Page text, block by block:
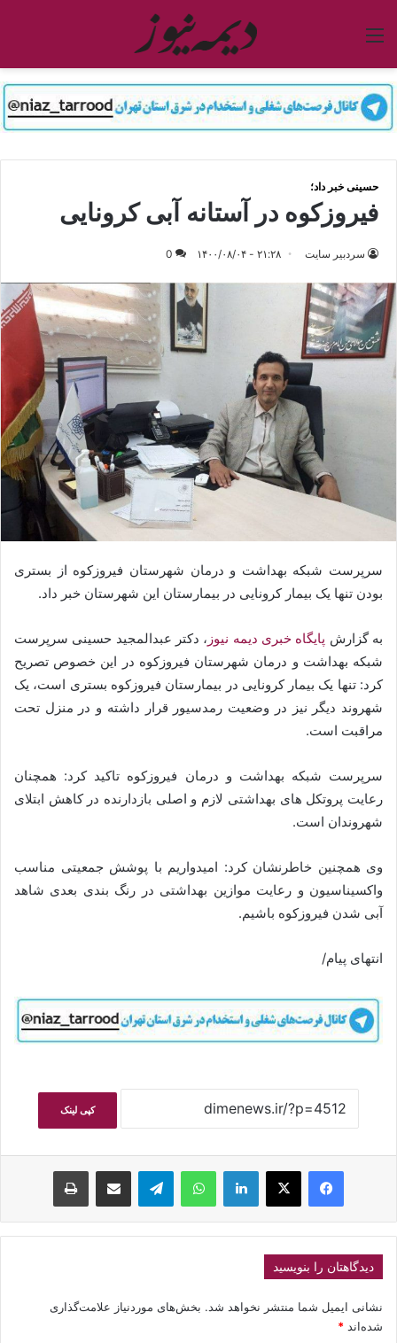
منو
حسینی خبر داد؛
فیروزکوه در آستانه آبی کرونایی
سردبیر سایت ۲۱:۲۸ - ۱۴۰۰/۰۸/۰۴ 0
سرپرست شبکه بهداشت و درمان شهرستان فیروزکوه از بستری
بودن تنها یک بیمار کرونایی در بیمارستان این شهرستان خبر داد.
به گزارش پایگاه خبری دیمه نیوز ، دکتر عبدالمجید حسینی سرپرست
شبکه بهداشت و درمان شهرستان فیروزکوه در این خصوص تصریح
کرد: تنها یک بیمار کرونایی در بیمارستان فیروزکوه بستری است، یک
شهروند دیگر نیز در وضعیت رمدسیور قرار داشته و در منزل تحت
مراقبت است.
سرپرست شبکه بهداشت و درمان فیروزکوه تاکید کرد: همچنان
رعایت پروتکل های بهداشتی لازم و اصلی بازدارنده در کاهش ابتلای
شهروندان است.
وی همچنین خاطرنشان کرد: امیدواریم با پوشش جمعیتی مناسب
واکسیناسیون و رعایت موازین بهداشتی در رنگ بندی بعدی شاهد
آبی شدن فیروزکوه باشیم.
انتهای پیام/
کپی لینک
فیسبوکایکس لینکداین واتس آپ تلگرام اشتراک گذاری با ایمیل چاپ
دیدگاهتان را بنویسید
نشانی ایمیل شما منتشر نخواهد شد. بخش‌های موردنیاز علامت‌گذاری
شده‌اند *